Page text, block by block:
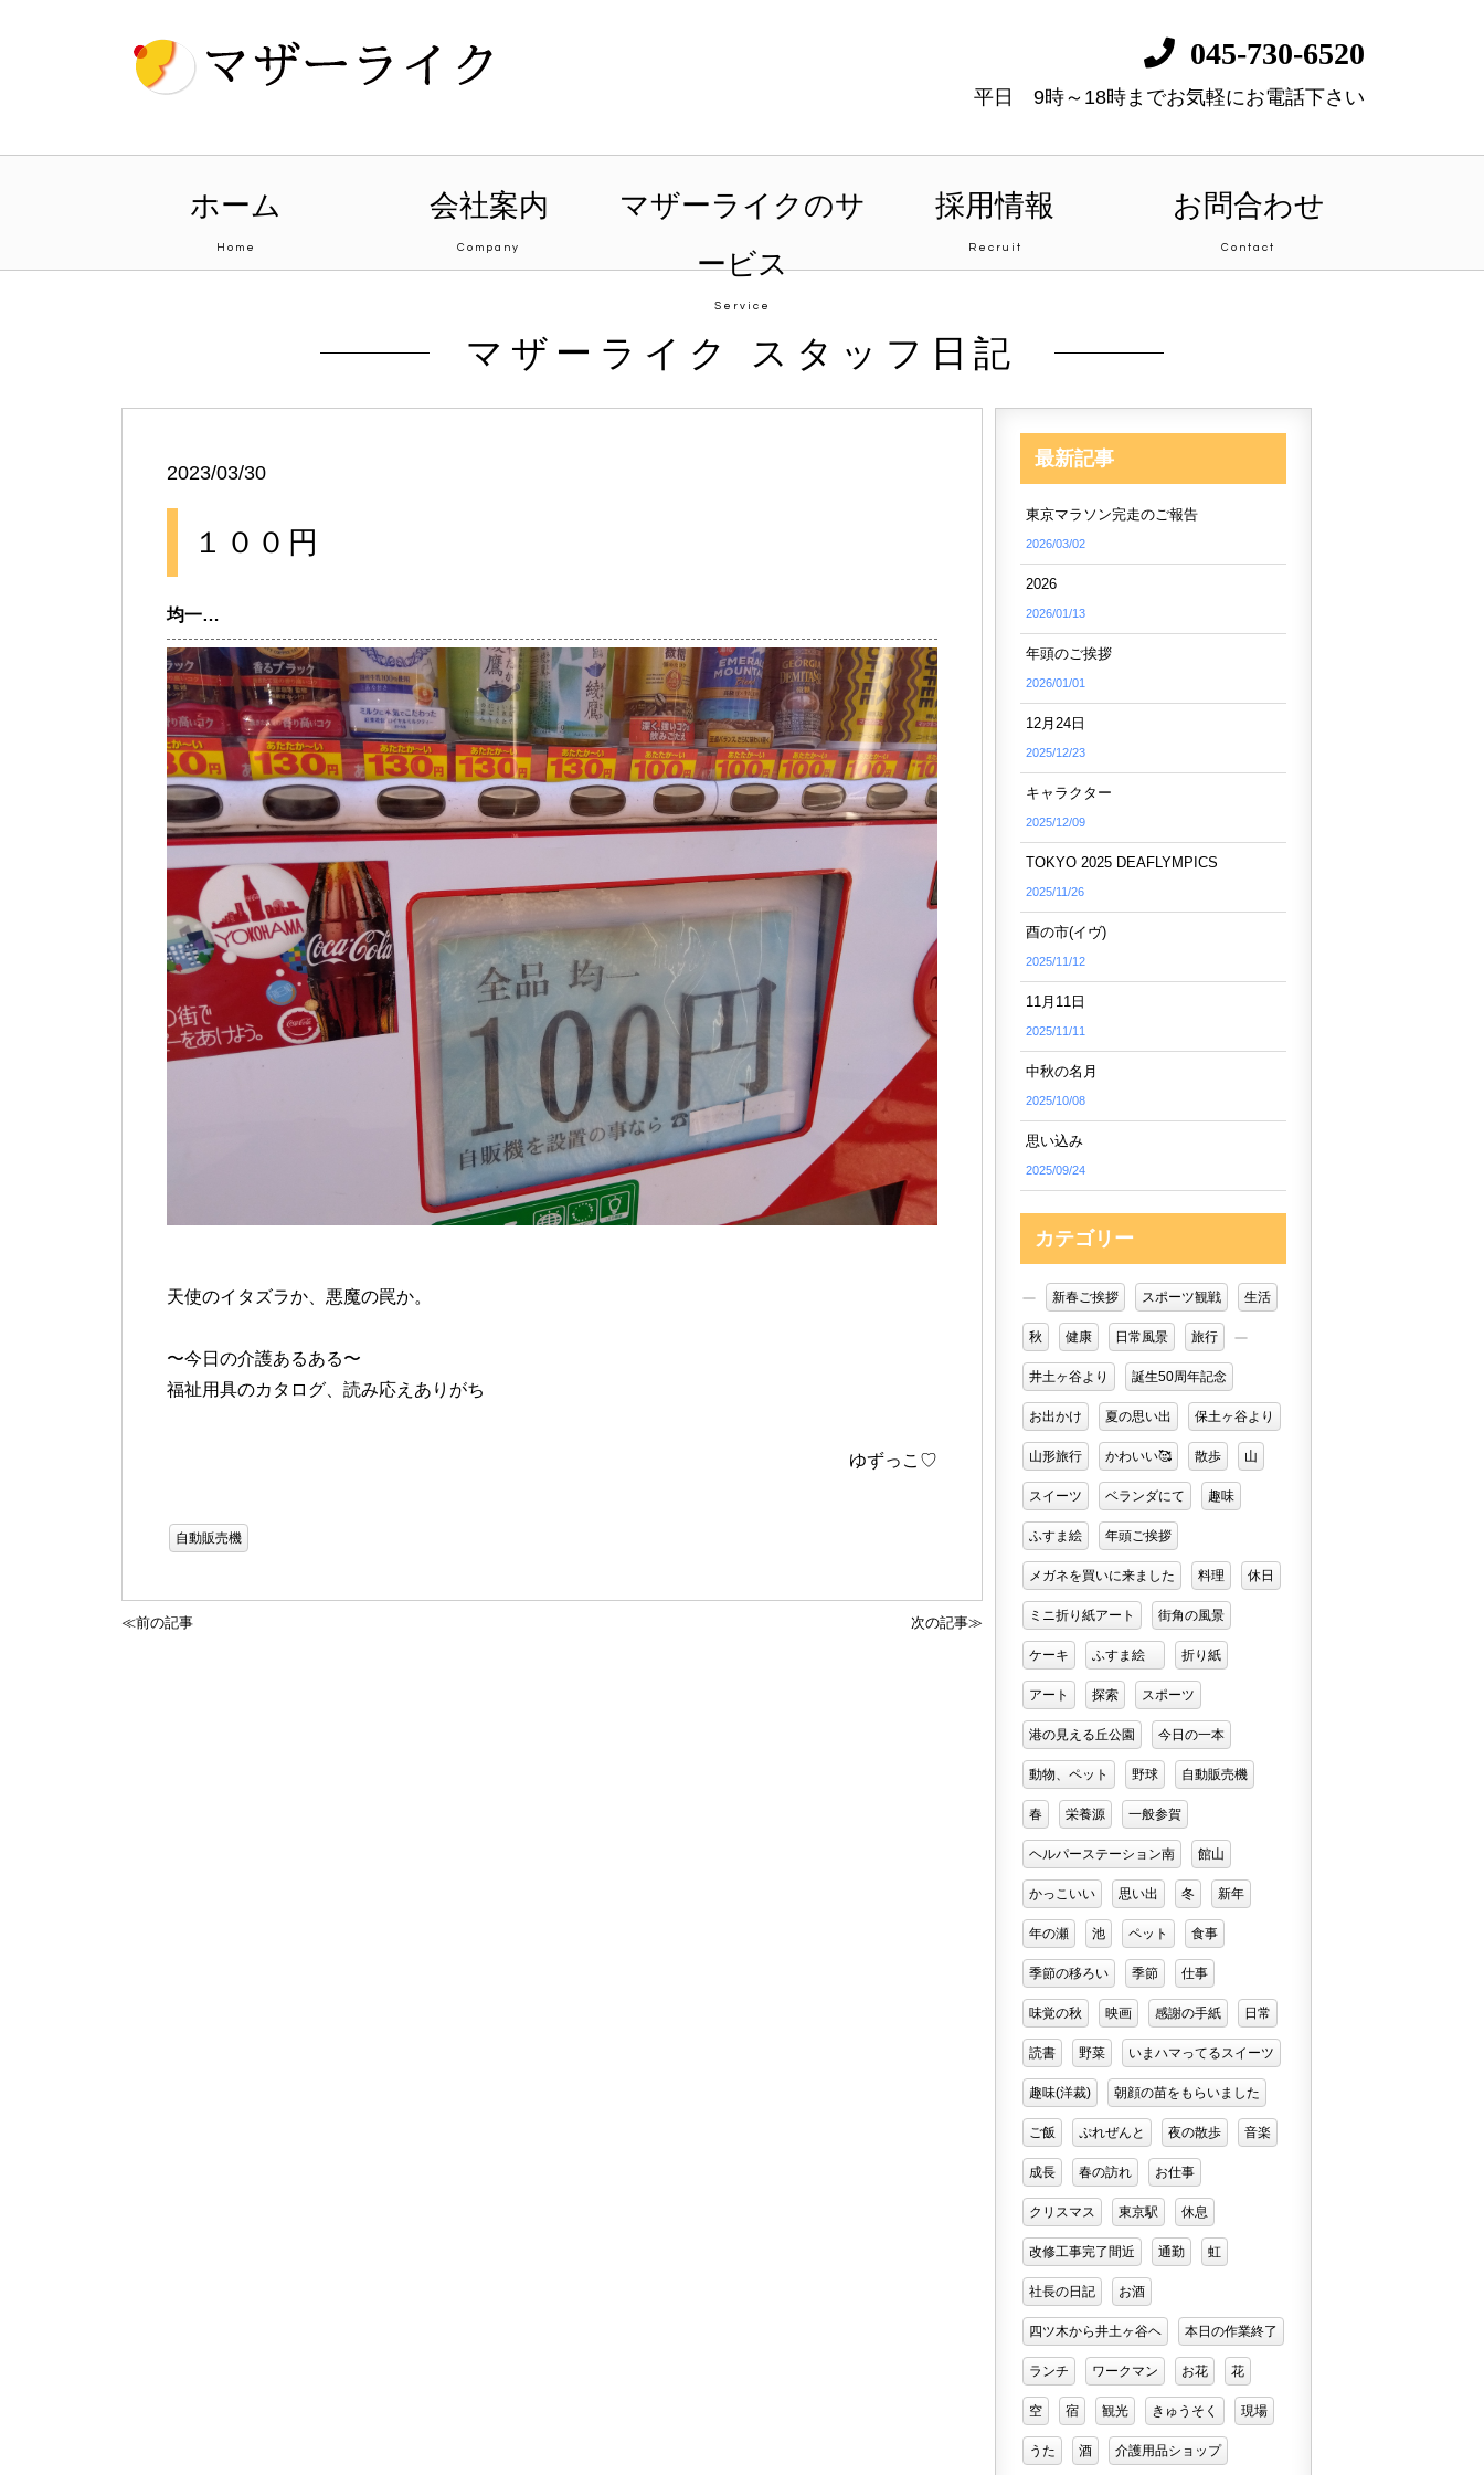
045-730-6520
平日 9時～18時までお気軽にお電話下さい
ホーム
Home
会社案内
Company
マザーライクのサ
ービス
Service
採用情報
Recruit
お問合わせ
Contact
マザーライク スタッフ日記
2023/03/30
１００円
均一…
天使のイタズラか、悪魔の罠か。
〜今日の介護あるある〜
福祉用具のカタログ、読み応えありがち
ゆずっこ♡
自動販売機
≪前の記事 次の記事≫
最新記事
東京マラソン完走のご報告
2026/03/02
2026
2026/01/13
年頭のご挨拶
2026/01/01
12月24日
2025/12/23
キャラクター
2025/12/09
TOKYO 2025 DEAFLYMPICS
2025/11/26
酉の市(イヴ)
2025/11/12
11月11日
2025/11/11
中秋の名月
2025/10/08
思い込み
2025/09/24
カテゴリー
新春ご挨拶 スポーツ観戦 生活
秋 健康 日常風景 旅行
井土ヶ谷より 誕生50周年記念
お出かけ 夏の思い出 保土ヶ谷より
山形旅行 かわいい🥰 散歩 山
スイーツ ベランダにて 趣味
ふすま絵 年頭ご挨拶
メガネを買いに来ました 料理 休日
ミニ折り紙アート 街角の風景
ケーキ ふすま絵 折り紙
アート 探索 スポーツ
港の見える丘公園 今日の一本
動物、ペット 野球 自動販売機
春 栄養源 一般参賀
ヘルパーステーション南 館山
かっこいい 思い出 冬 新年
年の瀬 池 ペット 食事
季節の移ろい 季節 仕事
味覚の秋 映画 感謝の手紙 日常
読書 野菜 いまハマってるスイーツ
趣味(洋裁) 朝顔の苗をもらいました
ご飯 ぷれぜんと 夜の散歩 音楽
成長 春の訪れ お仕事
クリスマス 東京駅 休息
改修工事完了間近 通勤 虹
社長の日記 お酒
四ツ木から井土ヶ谷ヘ 本日の作業終了
ランチ ワークマン お花 花
空 宿 観光 きゅうそく 現場
うた 酒 介護用品ショップ